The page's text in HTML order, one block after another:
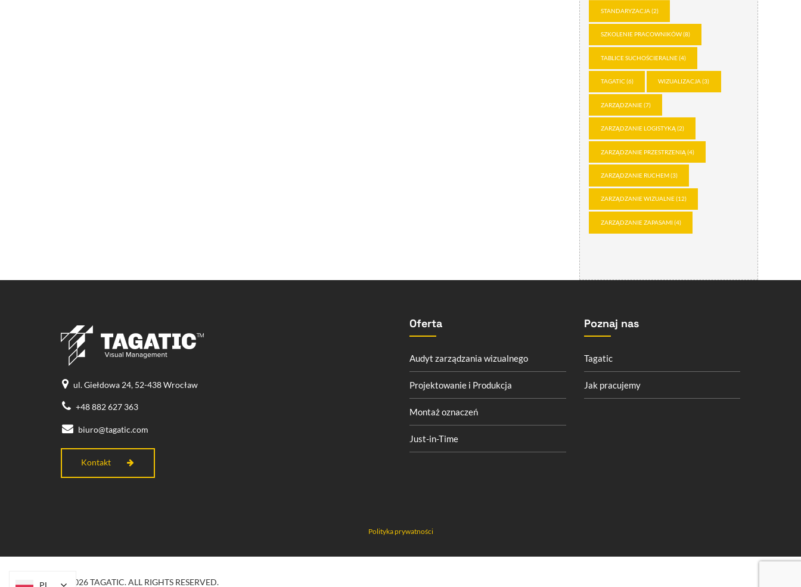
STANDARYZACJA(2)
SZKOLENIE PRACOWNIKÓW(8)
TABLICE SUCHOŚCIERALNE(4)
TAGATIC(6) WIZUALIZACJA(3)
ZARZĄDZANIE(7)
ZARZĄDZANIE LOGISTYKĄ(2)
ZARZĄDZANIE PRZESTRZENIĄ(4)
ZARZĄDZANIE RUCHEM(3)
ZARZĄDZANIE WIZUALNE(12)
ZARZĄDZANIE ZAPASAMI (4)
ul. Giełdowa 24, 52-438 Wrocław
+48 882 627 363
biuro@tagatic.com
Kontakt
Oferta
Audyt zarządzania wizualnego
Projektowanie i Produkcja
Montaż oznaczeń
Just-in-Time
Poznaj nas
Tagatic
Jak pracujemy
Polityka prywatności
© 2026 TAGATIC. ALL RIGHTS RESERVED.
PL
PL